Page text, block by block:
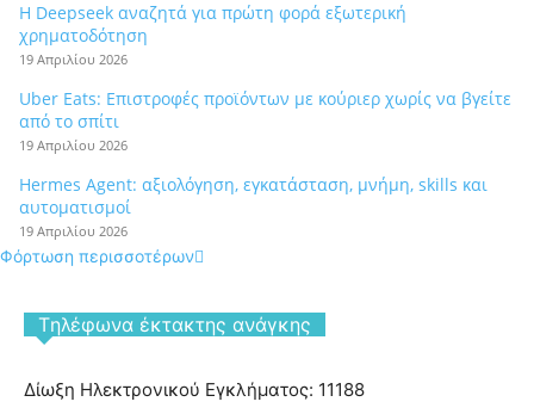
Η Deepseek αναζητά για πρώτη φορά εξωτερική
χρηματοδότηση
19 Απριλίου 2026
Uber Eats: Επιστροφές προϊόντων με κούριερ χωρίς να βγείτε
από το σπίτι
19 Απριλίου 2026
Hermes Agent: αξιολόγηση, εγκατάσταση, μνήμη, skills και
αυτοματισμοί
19 Απριλίου 2026
Φόρτωση περισσοτέρων
Tηλέφωνα έκτακτης ανάγκης
Δίωξη Ηλεκτρονικού Εγκλήματος: 11188